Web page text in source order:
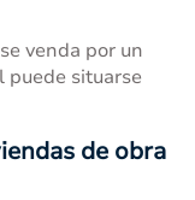
venda por un
puede situarse
de obra